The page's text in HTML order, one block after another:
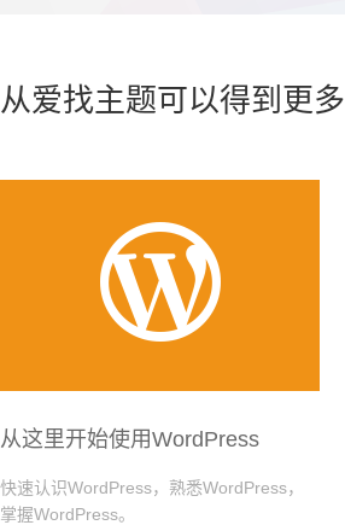
从爱找主题可以得到更多

从这里开始使用WordPress
快速认识WordPress，熟悉WordPress，
掌握WordPress。